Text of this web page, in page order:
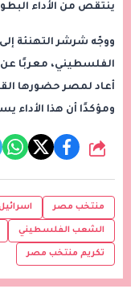
ينتقص من الأداء
ووجّه شرشر التهنئة
الفلسطيني، معربًا عن
أعاد لمصر حضورها
ومؤكدًا أن هذا الأداء
شارك
منتخب مصر
الشعب الفلسطيني
تكريم منتخب مصر